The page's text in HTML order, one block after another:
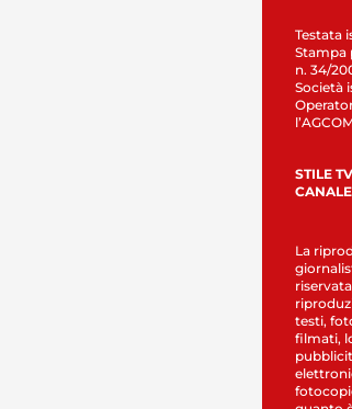
Testata
Stampa
n. 34/
Società
STILE
La
testi,
filmati,